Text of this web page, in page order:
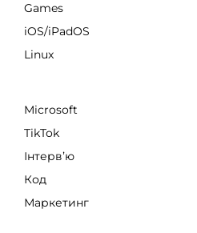
Games
iOS/iPadOS
Linux
Microsoft
TikTok
Інтервʼю
Код
Маркетинг